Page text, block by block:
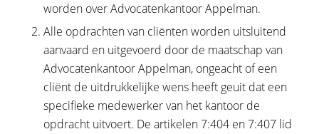
worden over Advocatenkantoor Appelman.
Alle opdrachten van cliënten worden uitsluitend
aanvaard en uitgevoerd door de maatschap van
Advocatenkantoor Appelman, ongeacht of een
cliënt de uitdrukkelijke wens heeft geuit dat een
specifieke medewerker van het kantoor de
opdracht uitvoert. De artikelen 7:404 en 7:407 lid